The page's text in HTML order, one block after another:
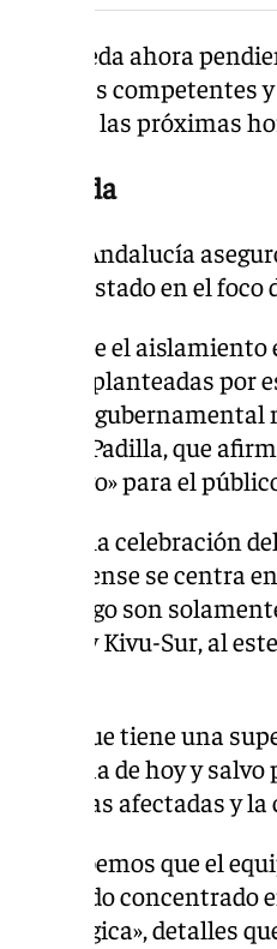
queda ahora
competentes
en las próximas
en Andalucía
no ha estado en el
que el
planteadas por
Javier Padilla, que
de riesgo» para el
a la celebración
linense se centra
del Congo son
Norte y Kivu-Sur, al
país -que tiene una
a fecha de hoy y
las zonas afectadas y
sabemos que el
ha estado concentrado
en Bélgica», detalles